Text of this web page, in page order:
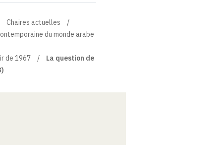
Chaires actuelles
du monde arabe
de 1967
La question de